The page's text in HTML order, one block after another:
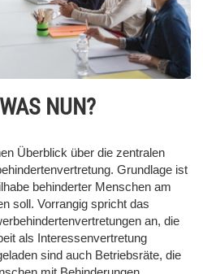
NUN?
Überblick über die zentralen
Grundlage ist
behinderter Menschen am
soll. Vorrangig spricht das
an, die
als Interessenvertretung
sind auch Betriebsräte, die